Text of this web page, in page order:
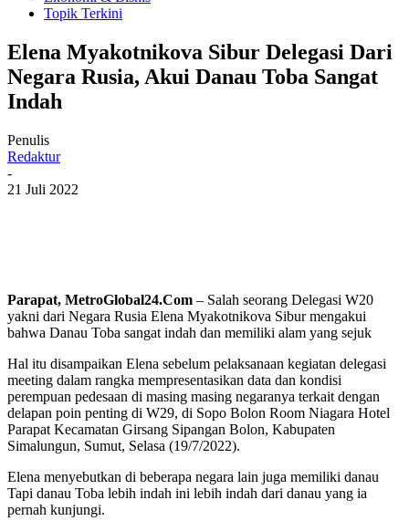
Topik Terkini
Elena Myakotnikova Sibur Delegasi Dari
Negara Rusia, Akui Danau Toba Sangat
Indah
Penulis
Redaktur
-
21 Juli 2022
Parapat, MetroGlobal24.Com – Salah seorang Delegasi W20
yakni dari Negara Rusia Elena Myakotnikova Sibur mengakui
bahwa Danau Toba sangat indah dan memiliki alam yang sejuk
Hal itu disampaikan Elena sebelum pelaksanaan kegiatan delegasi
meeting dalam rangka mempresentasikan data dan kondisi
perempuan pedesaan di masing masing negaranya terkait dengan
delapan poin penting di W29, di Sopo Bolon Room Niagara Hotel
Parapat Kecamatan Girsang Sipangan Bolon, Kabupaten
Simalungun, Sumut, Selasa (19/7/2022).
Elena menyebutkan di beberapa negara lain juga memiliki danau
Tapi danau Toba lebih indah ini lebih indah dari danau yang ia
pernah kunjungi.